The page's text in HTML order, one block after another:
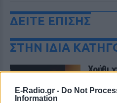
E-Radio.gr - Do Not
Information
ΔΕΙΤΕ ΕΠΙΣΗΣ
ΣΤΗΝ ΙΔΙΑ
Χούθι
Στενά